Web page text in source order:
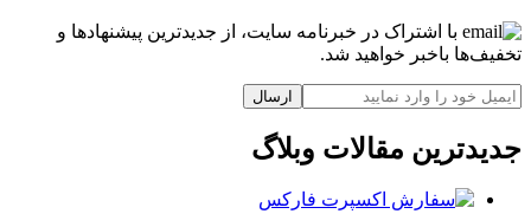
با اشتراک در خبرنامه سایت، از جدیدترین پیشنهادها و
تخفیف‌ها باخبر خواهید شد.
ارسال
جدیدترین مقالات وبلاگ